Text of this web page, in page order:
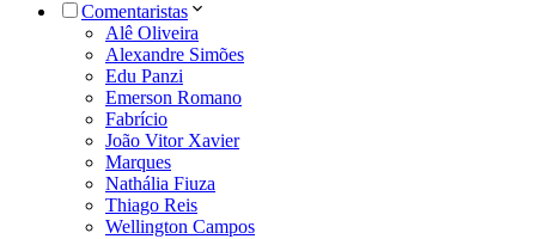
Comentaristas
Alê Oliveira
Alexandre Simões
Edu Panzi
Emerson Romano
Fabrício
João Vitor Xavier
Marques
Nathália Fiuza
Thiago Reis
Wellington Campos